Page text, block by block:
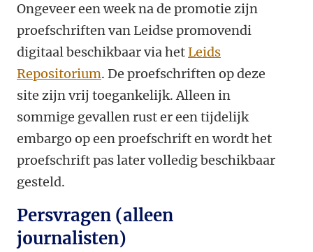
Ongeveer een week na de promotie zijn
proefschriften van Leidse promovendi
digitaal beschikbaar via hetLeids
Repositorium. De proefschriften op deze
site zijn vrij toegankelijk. Alleen in
sommige gevallen rust er een tijdelijk
embargo op een proefschrift en wordt het
proefschrift pas later volledig beschikbaar
gesteld.
Persvragen (alleen
journalisten)